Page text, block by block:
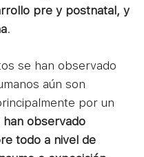
pre y postnatal, y
.
se han observado
aún son
por un
han observado
todo a nivel de